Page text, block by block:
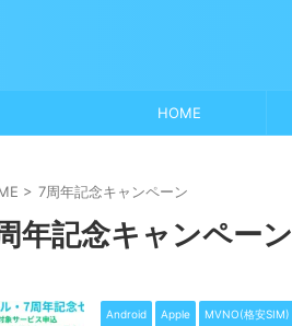
HOME
> 7周年記念キャンペーン
年記念キャンペーン
Android Apple MVNO(格安SIM)